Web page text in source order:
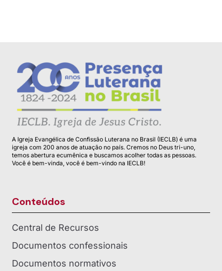
A Igreja Evangélica de Confissão Luterana no Brasil (IECLB) é uma
igreja com 200 anos de atuação no país. Cremos no Deus tri-uno,
temos abertura ecumênica e buscamos acolher todas as pessoas.
Você é bem-vinda, você é bem-vindo na IECLB!
Conteúdos
Central de Recursos
Documentos confessionais
Documentos normativos